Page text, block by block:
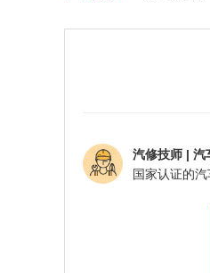
汽修技师 | 汽